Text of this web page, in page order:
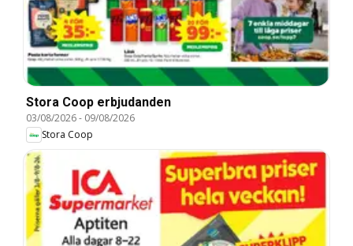
Stora Coop erbjudanden
03/08/2026- 09/08/2026
Stora Coop